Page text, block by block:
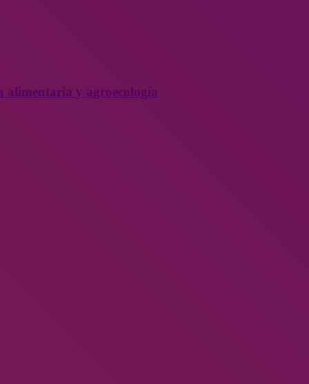
alimentaria y agroecología